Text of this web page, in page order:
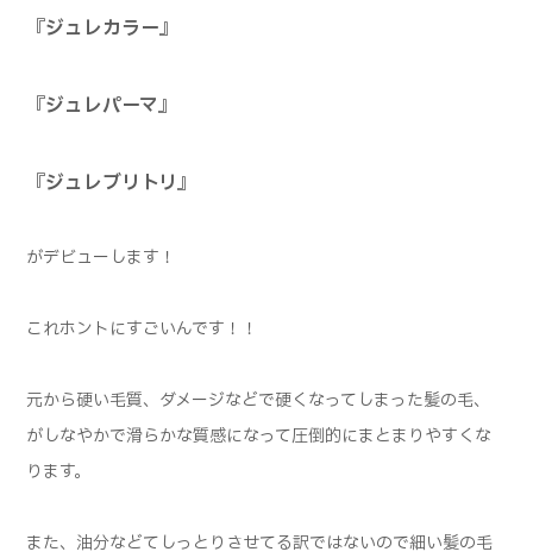
『ジュレカラー』
『ジュレパーマ』
『ジュレブリトリ』
がデビューします！
これホントにすごいんです！！
元から硬い毛質、ダメージなどで硬くなってしまった髪の毛、
がしなやかで滑らかな質感になって圧倒的にまとまりやすくな
ります。
また、油分などてしっとりさせてる訳ではないので細い髪の毛